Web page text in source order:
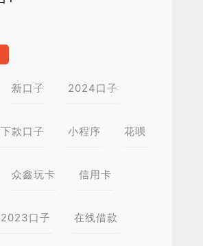
新口子 2024口子
下款口子 小程序 花呗
众鑫玩卡 信用卡
2023口子 在线借款